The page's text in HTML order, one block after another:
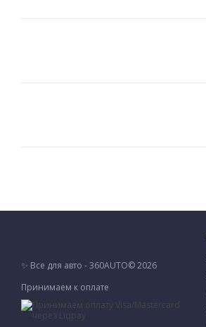
✨ Все для авто - 360AUTO© 2026
Принимаем к оплате